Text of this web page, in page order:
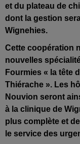
et du plateau de
dont la gestion
Wignehies.
Cette coopération
nouvelles
Fourmies « la tête
Thiérache ». Les
Nouvion seront
à la clinique de
plus complète et
le service des